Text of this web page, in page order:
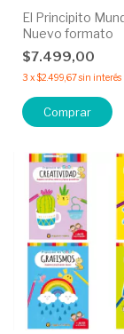
El Principito
Nuevo formato
$7.499,00
3 x$2.499,67sin interés